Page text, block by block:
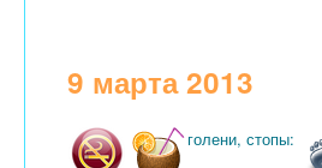
9 марта 2013
голени, стопы: